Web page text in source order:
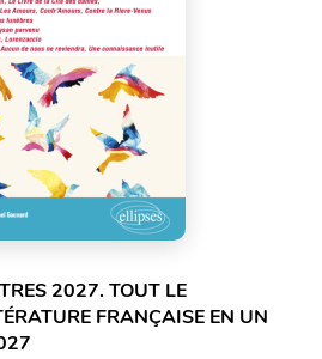
2027. TOUT LE
FRANÇAISE EN UN